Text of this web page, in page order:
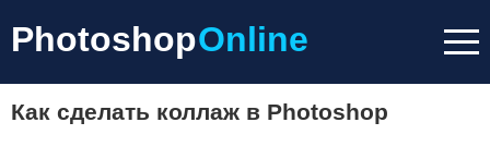
PhotoshopOnline
Как сделать коллаж в Photoshop